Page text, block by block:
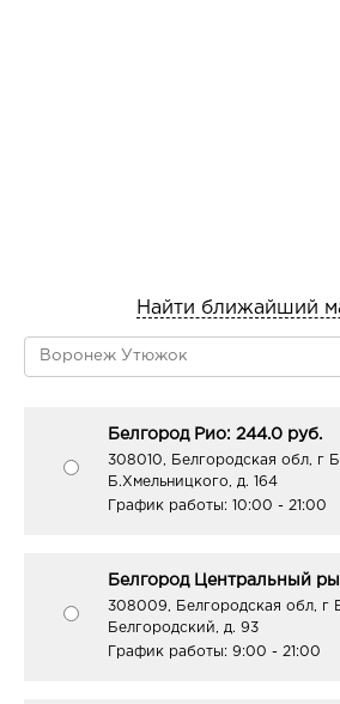
Найти ближайший
Белгород Рио: 244.0 руб.
308010, Белгородская обл, г
Б.Хмельницкого, д. 164
График работы: 10:00 - 21:00
Белгород Центральный
308009, Белгородская обл, г
Белгородский, д. 93
График работы: 9:00 - 21:00